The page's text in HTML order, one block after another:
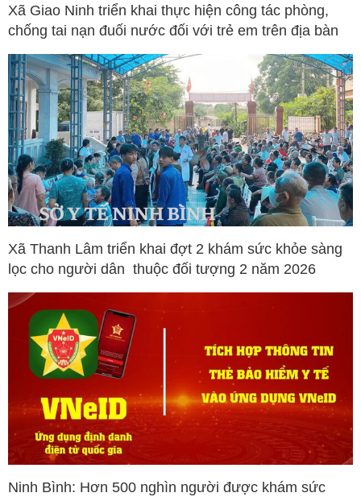
Xã Giao Ninh triển khai thực hiện công tác phòng,
chống tai nạn đuối nước đối với trẻ em trên địa bàn
Xã Thanh Lâm triển khai đợt 2 khám sức khỏe sàng
lọc cho người dân thuộc đối tượng 2 năm 2026
Ninh Bình: Hơn 500 nghìn người được khám sức